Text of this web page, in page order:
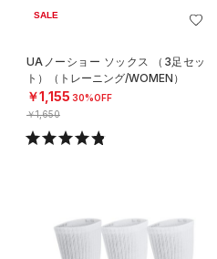
SALE
UAノーショー ソックス （3足セッ
ト）（トレーニング/WOMEN）
￥1,155 30%OFF
￥1,650